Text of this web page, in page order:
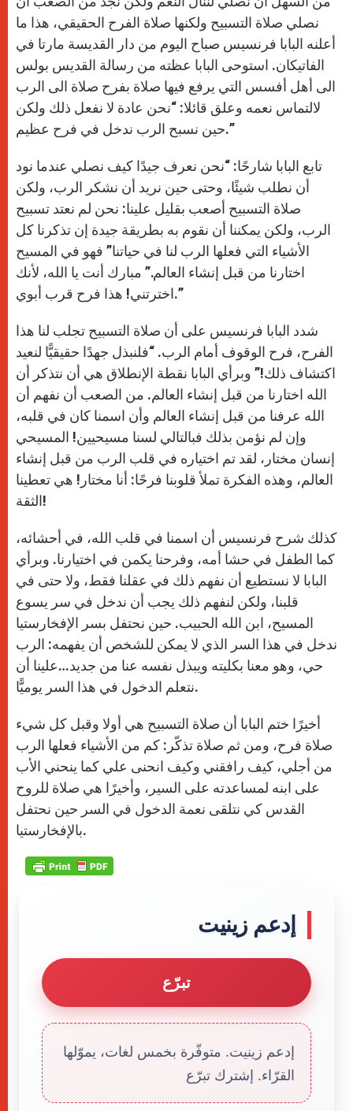
p e
r
k
نصلي صلاة التسبيح ولكنها صلاة الفرح الحقيقي، هذا ما
أعلنه البابا فرنسيس صباح اليوم من دار القديسة مارتا في
الفاتيكان. استوحى البابا عظته من رسالة القديس بولس
الى أهل أفسس التي يرفع فيها صلاة بفرح صلاة الى الرب
لالتماس نعمه وعلق قائلا: “نحن عادة لا نفعل ذلك ولكن
حين نسبح الرب ندخل في فرح عظيم.”
تابع البابا شارحًا: “نحن نعرف جيدًا كيف نصلي عندما نود
أن نطلب شيئًا، وحتى حين نريد أن نشكر الرب، ولكن
صلاة التسبيح أصعب بقليل علينا: نحن لم نعتد تسبيح
الرب، ولكن يمكننا أن نقوم به بطريقة جيدة إن تذكرنا كل
الأشياء التي فعلها الرب لنا في حياتنا” فهو في المسيح
اختارنا من قبل إنشاء العالم.” مبارك أنت يا الله، لأنك
اخترتني! هذا فرح قرب أبوي.”
شدد البابا فرنسيس على أن صلاة التسبيح تجلب لنا هذا
الفرح، فرح الوقوف أمام الرب. “فلنبذل جهدًا حقيقيًّا لنعيد
اكتشاف ذلك!” وبرأي البابا نقطة الإنطلاق هي أن نتذكر أن
الله اختارنا من قبل إنشاء العالم. من الصعب أن نفهم أن
الله عرفنا من قبل إنشاء العالم وأن اسمنا كان في قلبه،
وإن لم نؤمن بذلك فبالتالي لسنا مسيحيين! المسيحي
إنسان مختار، لقد تم اختياره في قلب الرب من قبل إنشاء
العالم، وهذه الفكرة تملأ قلوبنا فرحًا: أنا مختار! هي تعطينا
الثقة!
كذلك شرح فرنسيس أن اسمنا في قلب الله، في أحشائه،
كما الطفل في حشا أمه، وفرحنا يكمن في اختيارنا. وبرأي
البابا لا نستطيع أن نفهم ذلك في عقلنا فقط، ولا حتى في
قلبنا، ولكن لنفهم ذلك يجب أن ندخل في سر يسوع
المسيح، ابن الله الحبيب. حين نحتفل بسر الإفخارستيا
ندخل في هذا السر الذي لا يمكن للشخص أن يفهمه: الرب
حي، وهو معنا بكليته ويبذل نفسه عنا من جديد…علينا أن
نتعلم الدخول في هذا السر يوميًّا.
أخيرًا ختم البابا أن صلاة التسبيح هي أولا وقبل كل شيء
صلاة فرح، ومن ثم صلاة تذكّر: كم من الأشياء فعلها الرب
من أجلي، كيف رافقني وكيف انحنى علي كما ينحني الأب
على ابنه لمساعدته على السير، وأخيرًا هي صلاة للروح
القدس كي نتلقى نعمة الدخول في السر حين نحتفل
بالإفخارستيا.
إدعم زينيت
تبرّع
إدعم زينيت. متوفّرة بخمس لغات، يموّلها
القرّاء. إشترك تبرّع